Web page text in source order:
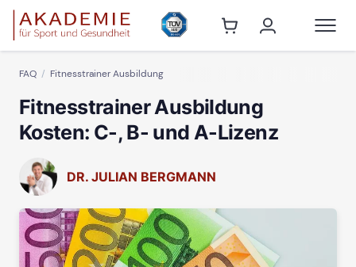
FAQ Fitnesstrainer Ausbildung
Fitnesstrainer Ausbildung
Kosten: C-, B- und A-Lizenz
DR. JULIAN BERGMANN